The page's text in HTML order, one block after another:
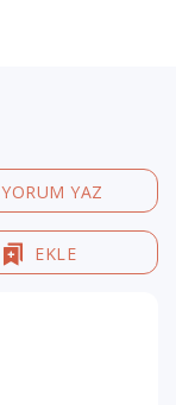
YORUM YAZ
EKLE